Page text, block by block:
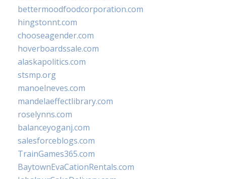
bettermoodfoodcorporation.com
hingstonnt.com
chooseagender.com
hoverboardssale.com
alaskapolitics.com
stsmp.org
manoelneves.com
mandelaeffectlibrary.com
roselynns.com
balanceyoganj.com
salesforceblogs.com
TrainGames365.com
BaytownEvaCationRentals.com